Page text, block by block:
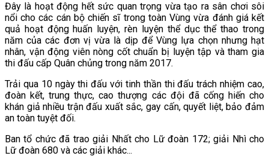
Đây là hoạt động hết sức quan trọng vừa tạo ra sân chơi sôi
nổi cho các cán bộ chiến sĩ trong toàn Vùng vừa đánh giá kết
quả hoạt động huấn luyện, rèn luyện thể dục thể thao trong
năm của các đơn vị vừa là dịp để Vùng lựa chọn nhưng hạt
nhân, vận động viên nòng cốt chuẩn bị luyện tập và tham gia
thi đấu cấp Quân chủng trong năm 2017.
Trải qua 10 ngày thi đấu với tinh thần thi đấu trách nhiệm cao,
đoàn kết, trung thực, cao thượng các đội đã cống hiến cho
khán giả nhiều trận đấu xuất sắc, gay cấn, quyết liệt, bảo đảm
an toàn tuyệt đối.
Ban tổ chức đã trao giải Nhất cho Lữ đoàn 172; giải Nhì cho
Lữ đoàn 680 và các giải khác...